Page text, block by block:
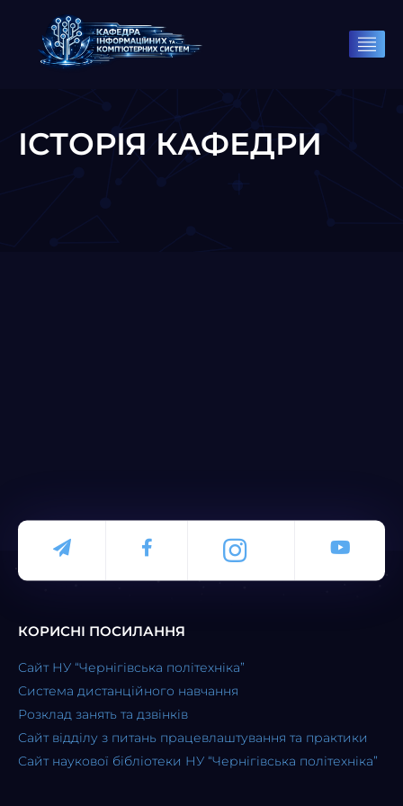
ІСТОРІЯ КАФЕДРИ
КОРИСНІ ПОСИЛАННЯ
Сайт НУ “Чернігівська політехніка”
Система дистанційного навчання
Розклад занять та дзвінків
Сайт відділу з питань працевлаштування та практики
Сайт наукової бібліотеки НУ “Чернігівська політехніка”